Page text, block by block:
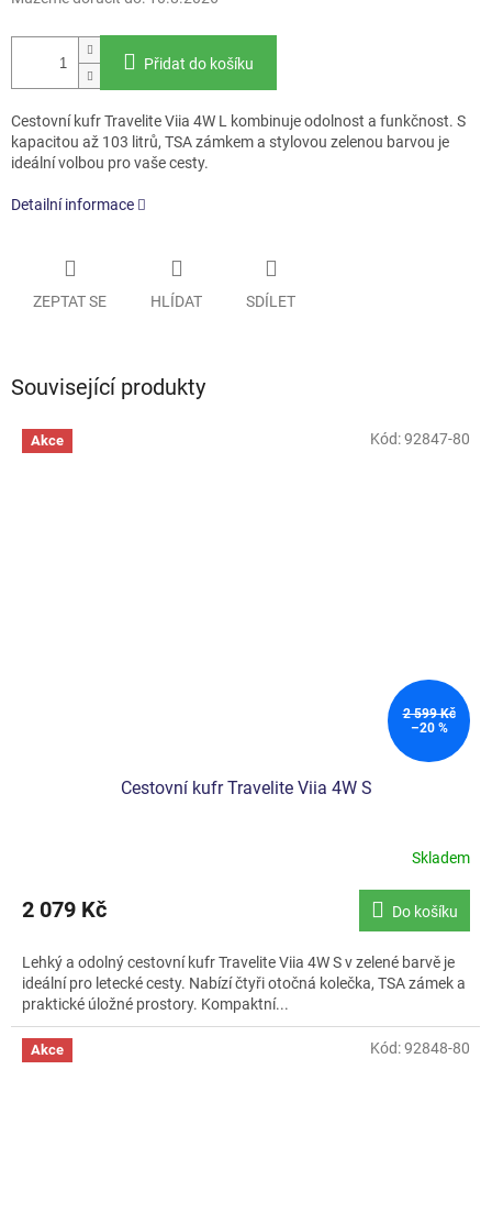
Přidat do košíku
Cestovní kufr Travelite Viia 4W L kombinuje odolnost a funkčnost. S
kapacitou až 103 litrů, TSA zámkem a stylovou zelenou barvou je
ideální volbou pro vaše cesty.
Detailní informace
ZEPTAT SE HLÍDAT SDÍLET
Související produkty
Akce
2 599 Kč
–20 %
Cestovní kufr Travelite Viia 4W S
Skladem
2 079 Kč Do košíku
Lehký a odolný cestovní kufr Travelite Viia 4W S v zelené barvě je
ideální pro letecké cesty. Nabízí čtyři otočná kolečka, TSA zámek a
praktické úložné prostory. Kompaktní...
Kód:92847-80
Akce Kód:92848-80